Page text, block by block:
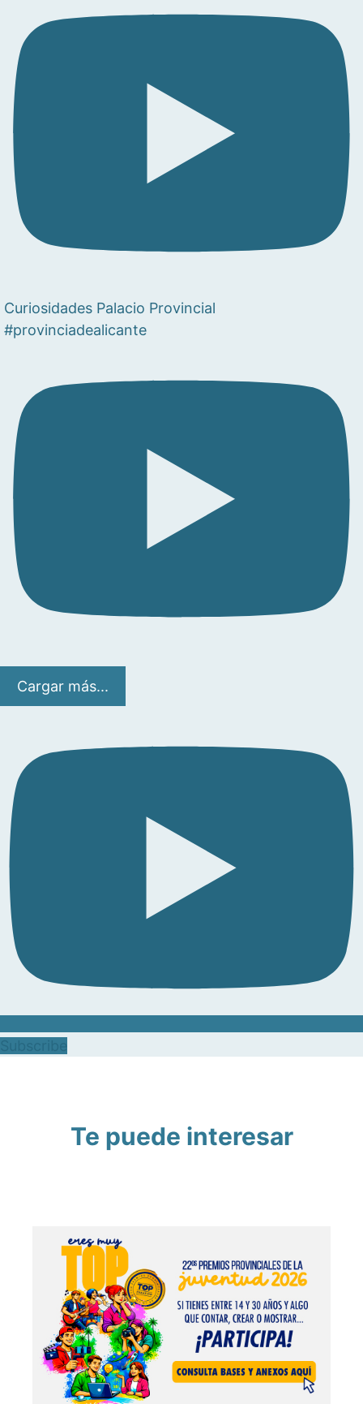
Curiosidades Palacio Provincial
#provinciadealicante
Cargar más...
Te puede interesar